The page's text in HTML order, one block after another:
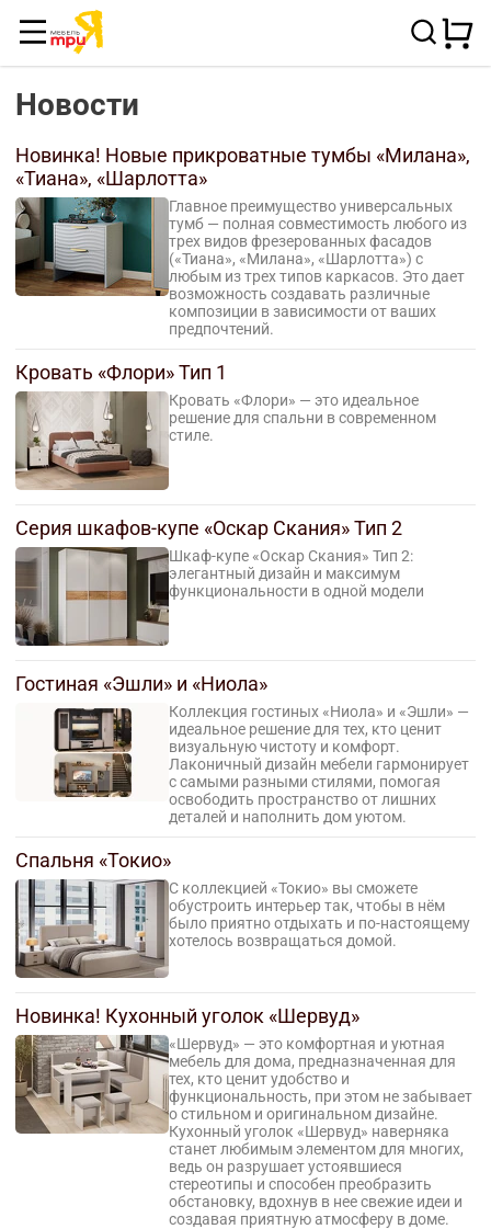
Новости
Новинка! Новые прикроватные тумбы «Милана»,
«Тиана», «Шарлотта»
Главное преимущество универсальных
тумб — полная совместимость любого из
трех видов фрезерованных фасадов
(«Тиана», «Милана», «Шарлотта») с
любым из трех типов каркасов. Это дает
возможность создавать различные
композиции в зависимости от ваших
предпочтений.
Кровать «Флори» Тип 1
Кровать «Флори» — это идеальное
решение для спальни в современном
стиле.
Серия шкафов-купе «Оскар Скания» Тип 2
Шкаф-купе «Оскар Скания» Тип 2:
элегантный дизайн и максимум
функциональности в одной модели
Гостиная «Эшли» и «Ниола»
Коллекция гостиных «Ниола» и «Эшли» —
идеальное решение для тех, кто ценит
визуальную чистоту и комфорт.
Лаконичный дизайн мебели гармонирует
с самыми разными стилями, помогая
освободить пространство от лишних
деталей и наполнить дом уютом.
Спальня «Токио»
С коллекцией «Токио» вы сможете
обустроить интерьер так, чтобы в нём
было приятно отдыхать и по-настоящему
хотелось возвращаться домой.
Новинка! Кухонный уголок «Шервуд»
«Шервуд» — это комфортная и уютная
мебель для дома, предназначенная для
тех, кто ценит удобство и
функциональность, при этом не забывает
о стильном и оригинальном дизайне.
Кухонный уголок «Шервуд» наверняка
станет любимым элементом для многих,
ведь он разрушает устоявшиеся
стереотипы и способен преобразить
обстановку, вдохнув в нее свежие идеи и
создавая приятную атмосферу в доме.